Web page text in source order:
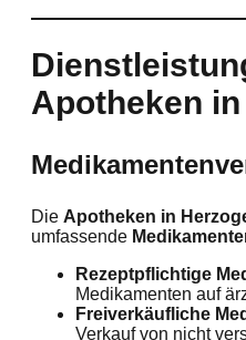
Apotheken
Die Apotheken in
umfassende
Rezeptpflichtige
Medikamenten auf
Freiverkäufliche
Verkauf von nicht